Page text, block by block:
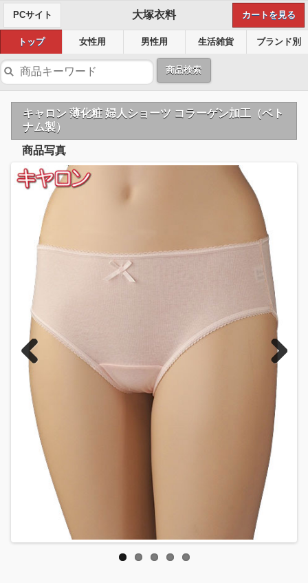
PCサイト 大塚衣料 カートを見る
トップ 女性用 男性用 生活雑貨 ブランド別
商品検索
キャロン 薄化粧 婦人ショーツ コラーゲン加工（ベト
ナム製）
商品写真
Previous Next